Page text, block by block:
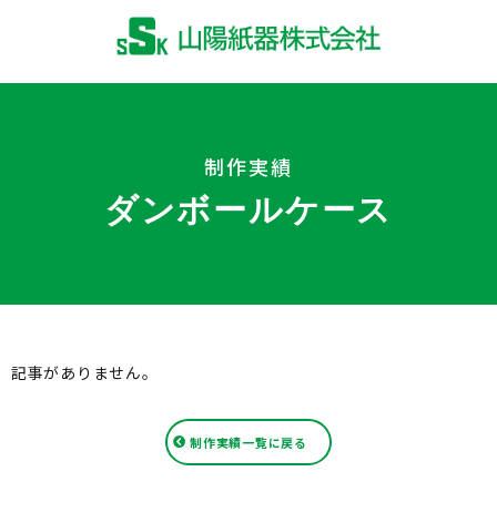
制作実績
ダンボールケース
記事がありません。
制作実績一覧に戻る